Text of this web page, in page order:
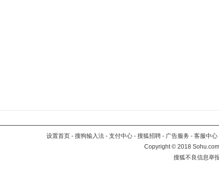
设置首页 - 搜狗输入法 - 支付中心 - 搜狐招聘 - 广告服务 - 客服中心
Copyright©2018
搜狐不良信息举